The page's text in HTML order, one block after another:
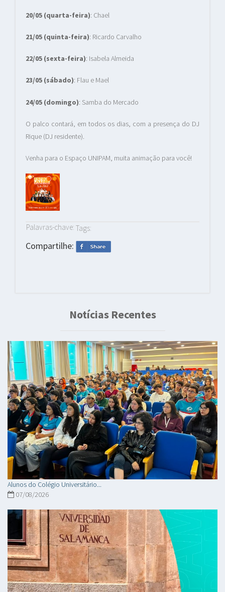
20/05 (quarta-feira): Chael
21/05 (quinta-feira): Ricardo Carvalho
22/05 (sexta-feira): Isabela Almeida
23/05 (sábado): Flau e Mael
24/05 (domingo): Samba do Mercado
O palco contará, em todos os dias, com a presença do DJ
Rique (DJ residente).
Venha para o Espaço UNIPAM, muita animação para você!
Palavras-chave: Tags:
Compartilhe:
Notícias Recentes
Alunos do Colégio Universitário...
07/08/2026